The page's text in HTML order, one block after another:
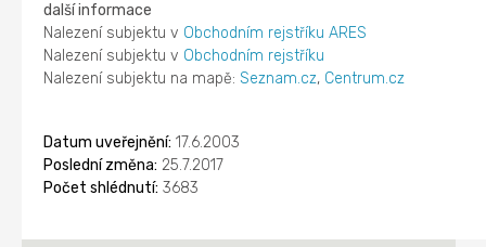
další informace
Nalezení subjektu v Obchodním rejstříku ARES
Nalezení subjektu v Obchodním rejstříku
Nalezení subjektu na mapě:Seznam.cz, Centrum.cz
Datum uveřejnění: 17.6.2003
Poslední změna: 25.7.2017
Počet shlédnutí: 3683